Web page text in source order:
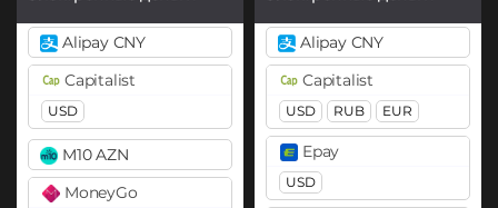
Binance Coin (BNB)
BEP20 BEP2
Bitcoin (BTC)
BTC BEP20 Lightning
Bitcoin Cash (BCH)
Alipay CNY
Capitalist
USD
M10 AZN
MoneyGo
Binance Coin (BNB)
BEP20 BEP2
Bitcoin (BTC)
BTC BEP20
Lightning
OP
ARB
Bitcoin Cash (BCH)
Alipay CNY
Capitalist
USD RUB EUR
Epay
USD